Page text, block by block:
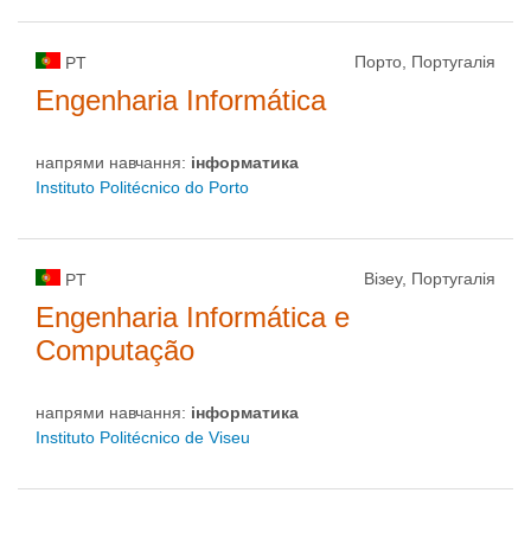
PT Порто, Португалія
Engenharia Informática
напрями навчання: інформaтика
Instituto Politécnico do Porto
PT Візеу, Португалія
Engenharia Informática e
Computação
напрями навчання: інформaтика
Instituto Politécnico de Viseu